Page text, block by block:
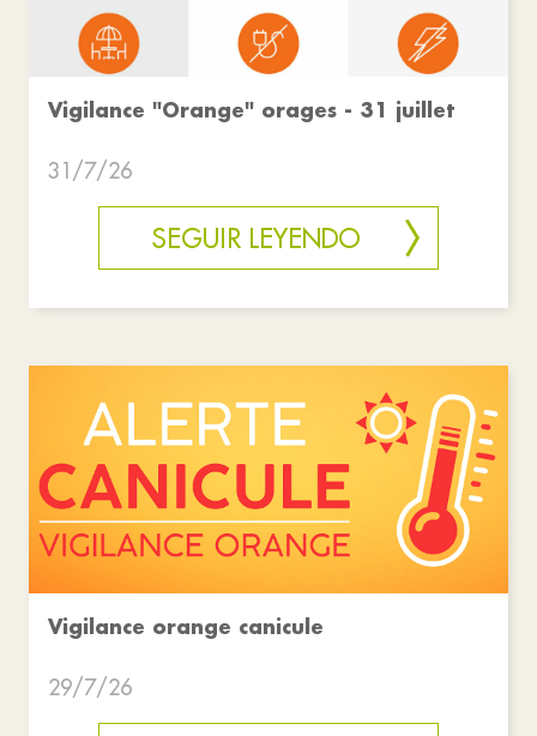
Vigilance "Orange" orages - 31 juillet
31/7/26
SEGUIR LEYENDO
Vigilance orange canicule
29/7/26